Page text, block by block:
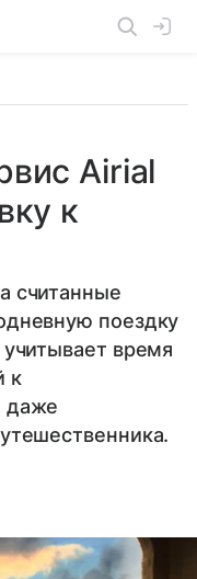
Airial
к
считанные
поездку
время
к
даже